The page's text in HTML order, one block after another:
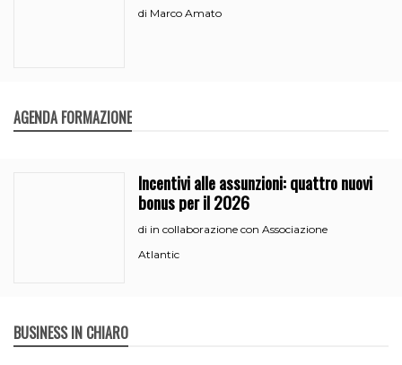
di Marco Amato
AGENDA FORMAZIONE
Incentivi alle assunzioni: quattro nuovi
bonus per il 2026
di in collaborazione con Associazione
Atlantic
BUSINESS IN CHIARO